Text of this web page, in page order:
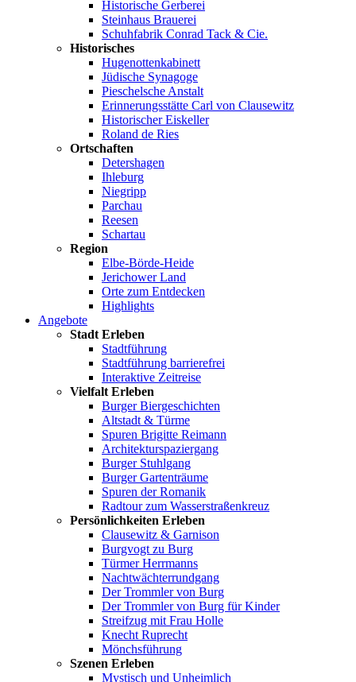
Historische Gerberei
Steinhaus Brauerei
Schuhfabrik Conrad Tack & Cie.
Historisches
Hugenottenkabinett
Jüdische Synagoge
Pieschelsche Anstalt
Erinnerungsstätte Carl von Clausewitz
Historischer Eiskeller
Roland de Ries
Ortschaften
Detershagen
Ihleburg
Niegripp
Parchau
Reesen
Schartau
Region
Elbe-Börde-Heide
Jerichower Land
Orte zum Entdecken
Highlights
Angebote
Stadt Erleben
Stadtführung
Stadtführung barrierefrei
Interaktive Zeitreise
Vielfalt Erleben
Burger Biergeschichten
Altstadt & Türme
Spuren Brigitte Reimann
Architekturspaziergang
Burger Stuhlgang
Burger Gartenträume
Spuren der Romanik
Radtour zum Wasserstraßenkreuz
Persönlichkeiten Erleben
Clausewitz & Garnison
Burgvogt zu Burg
Türmer Herrmanns
Nachtwächterrundgang
Der Trommler von Burg
Der Trommler von Burg für Kinder
Streifzug mit Frau Holle
Knecht Ruprecht
Mönchsführung
Szenen Erleben
Mystisch und Unheimlich